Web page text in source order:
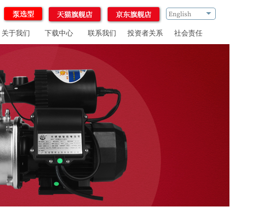
京东旗舰店 English
泵选型 天猫旗舰店
关于我们 下载中心 联系我们 投资者关系 社会责任